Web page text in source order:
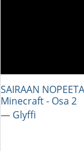
SAIRAAN
Minecraft - Osa 2
― Glyffi